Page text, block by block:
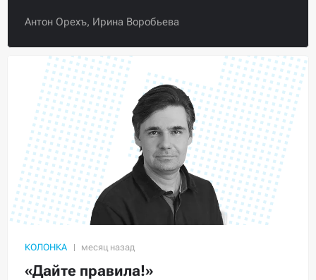
Антон Орехъ, Ирина Воробьева
КОЛОНКА
«Дайте правила!»